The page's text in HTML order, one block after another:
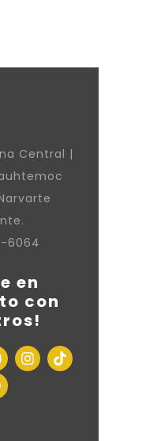
Central |
6064
en
con